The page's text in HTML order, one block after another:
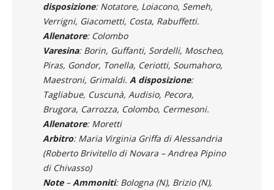
disposizione: Notatore, Loiacono, Semeh,
Verrigni, Giacometti, Costa, Rabuffetti.
Allenatore: Colombo
Varesina: Borin, Guffanti, Sordelli, Moscheo,
Piras, Gondor, Tonella, Ceriotti, Soumahoro,
Maestroni, Grimaldi. A disposizione:
Tagliabue, Cuscunà, Audisio, Pecora,
Brugora, Carrozza, Colombo, Cermesoni.
Allenatore: Moretti
Arbitro: Maria Virginia Griffa di Alessandria
(Roberto Brivitello di Novara – Andrea Pipino
di Chivasso)
Note–Ammoniti: Bologna (N), Brizio (N),